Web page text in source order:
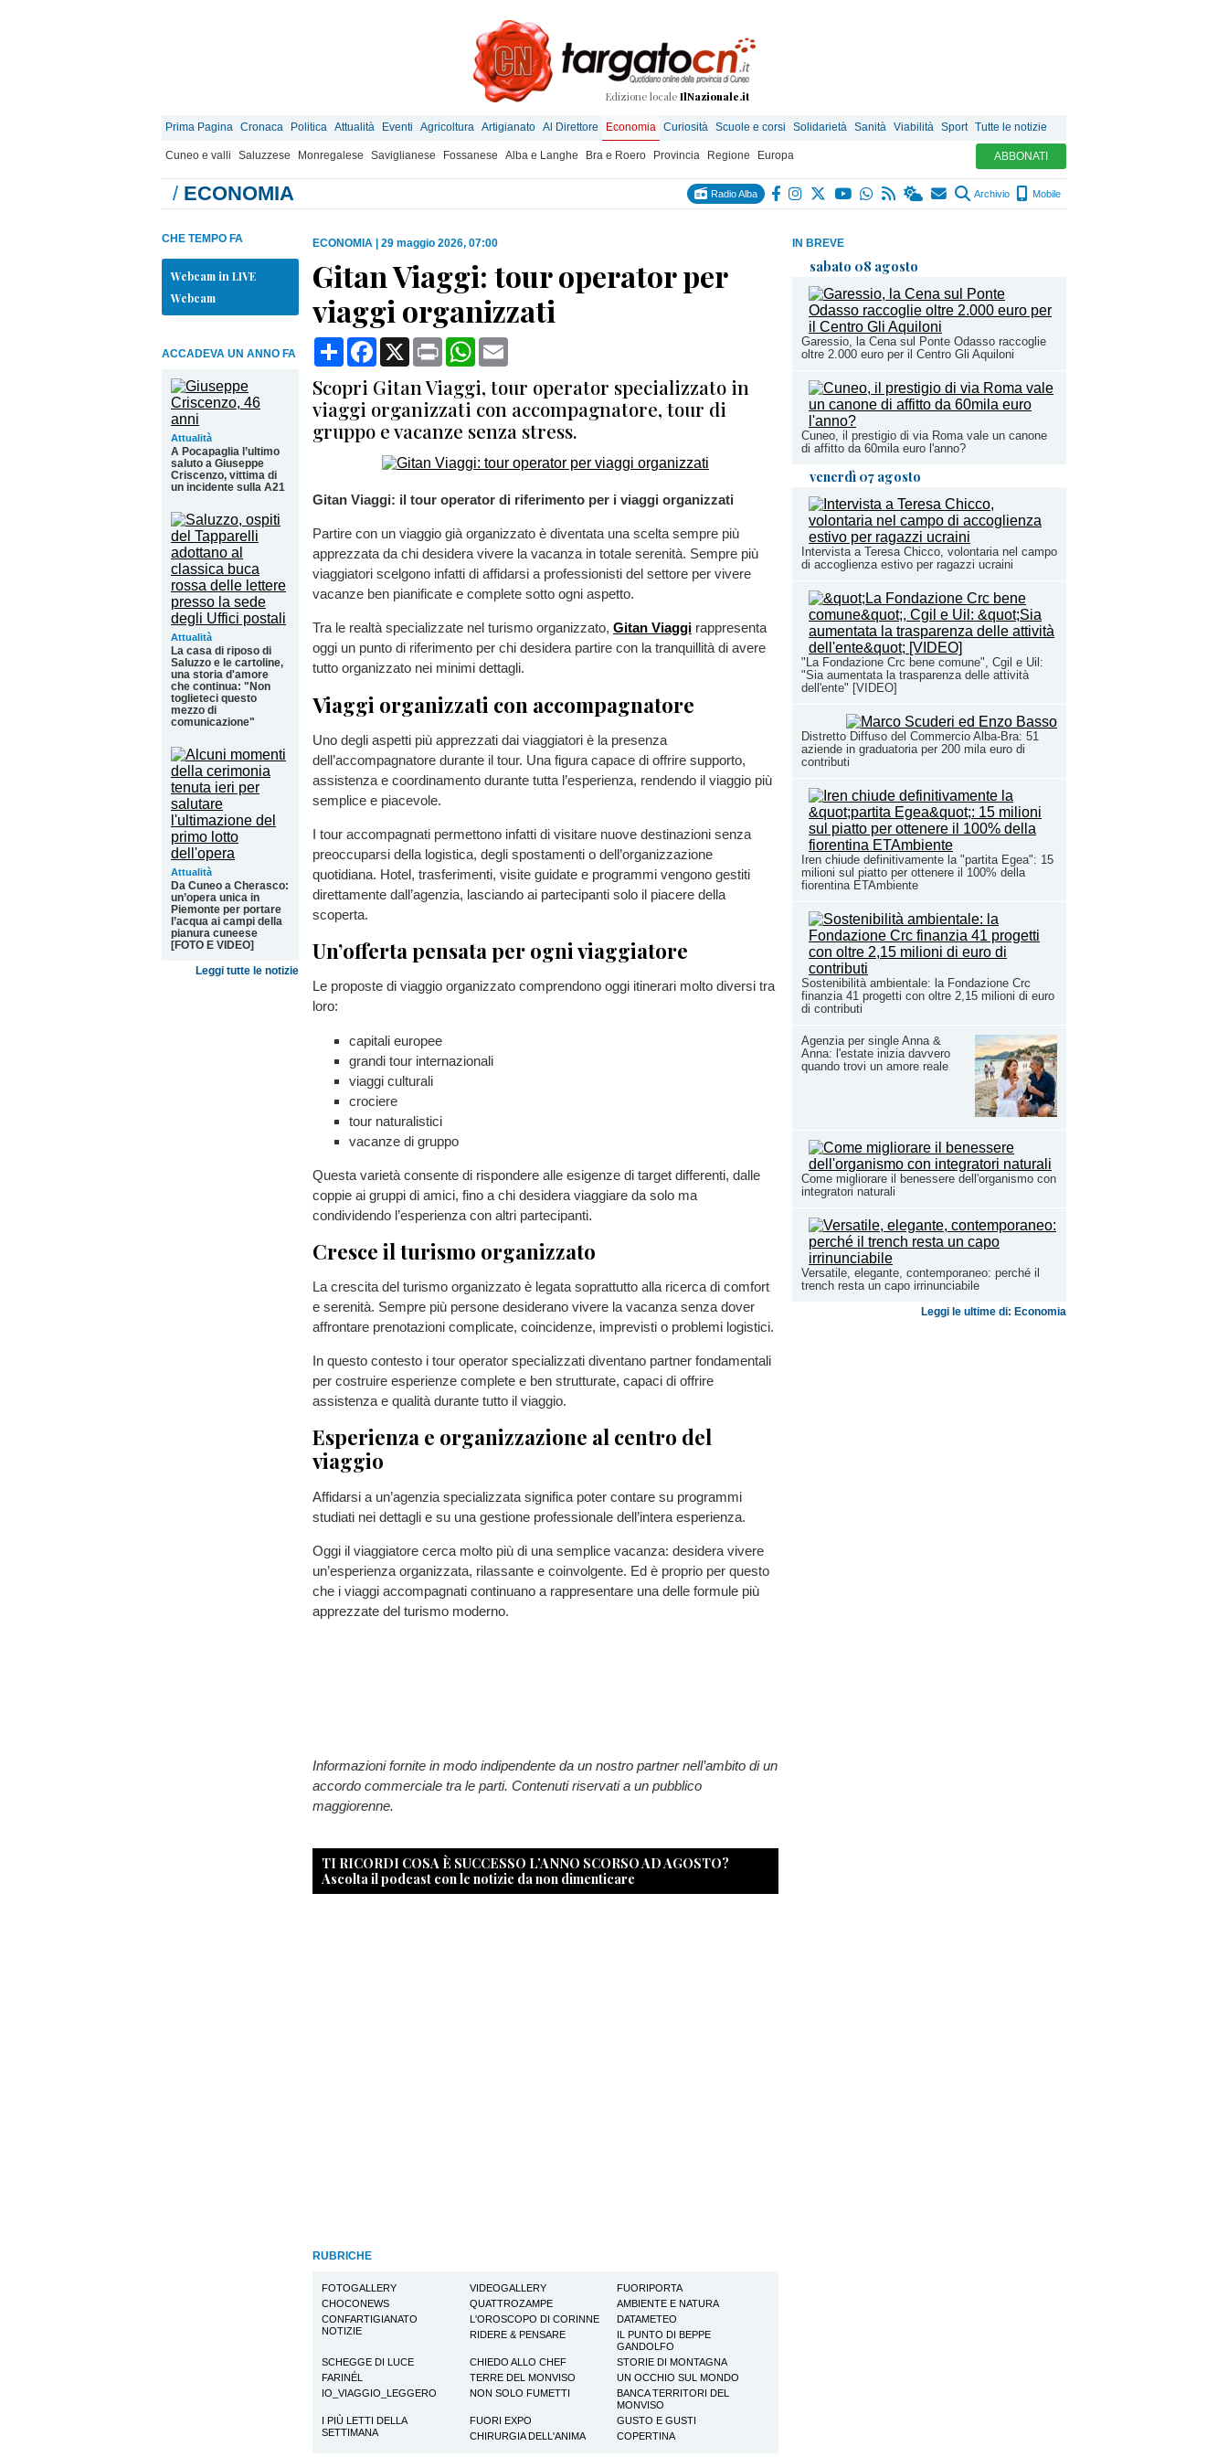
Edizione locale IlNazionale.it
Prima Pagina Cronaca Politica Attualità Eventi Agricoltura Artigianato Al Direttore Economia Curiosità Scuole e corsi Solidarietà Sanità Viabilità Sport Tutte le notizie
Cuneo e valli Saluzzese Monregalese Saviglianese Fossanese Alba e Langhe Bra e Roero Provincia Regione Europa ABBONATI
/ ECONOMIA Radio Alba Archivio Mobile
IN BREVE
sabato 08 agosto
Garessio, la Cena sul Ponte Odasso raccoglie
oltre 2.000 euro per il Centro Gli Aquiloni
Cuneo, il prestigio di via Roma vale un canone
di affitto da 60mila euro l'anno?
venerdì 07 agosto
Intervista a Teresa Chicco, volontaria nel campo
di accoglienza estivo per ragazzi ucraini
"La Fondazione Crc bene comune", Cgil e Uil:
"Sia aumentata la trasparenza delle attività
dell'ente" [VIDEO]
Distretto Diffuso del Commercio Alba-Bra: 51
aziende in graduatoria per 200 mila euro di
contributi
Iren chiude definitivamente la "partita Egea": 15
milioni sul piatto per ottenere il 100% della
fiorentina ETAmbiente
Sostenibilità ambientale: la Fondazione Crc
finanzia 41 progetti con oltre 2,15 milioni di euro
di contributi
Agenzia per single Anna &
Anna: l'estate inizia davvero
quando trovi un amore reale
Come migliorare il benessere dell'organismo con
integratori naturali
Versatile, elegante, contemporaneo: perché il
trench resta un capo irrinunciabile
Leggi le ultime di: Economia
CHE TEMPO FA
Webcam in LIVE
Webcam
ACCADEVA UN ANNO FA
Attualità
A Pocapaglia l’ultimo
saluto a Giuseppe
Criscenzo, vittima di
un incidente sulla A21
Attualità
La casa di riposo di
Saluzzo e le cartoline,
una storia d'amore
che continua: "Non
toglieteci questo
mezzo di
comunicazione"
Attualità
Da Cuneo a Cherasco:
un’opera unica in
Piemonte per portare
l’acqua ai campi della
pianura cuneese
[FOTO E VIDEO]
Leggi tutte le notizie
ECONOMIA 29 maggio 2026, 07:00
Gitan Viaggi: tour operator per
viaggi organizzati
CondividiFacebook
X Print WhatsApp
Scopri Gitan Viaggi, tour operator specializzato in
viaggi organizzati con accompagnatore, tour di
gruppo e vacanze senza stress.
Gitan Viaggi: il tour operator di riferimento per i viaggi organizzati
Partire con un viaggio già organizzato è diventata una scelta sempre più
apprezzata da chi desidera vivere la vacanza in totale serenità. Sempre più
viaggiatori scelgono infatti di affidarsi a professionisti del settore per vivere
vacanze ben pianificate e complete sotto ogni aspetto.
Tra le realtà specializzate nel turismo organizzato, Gitan Viaggi rappresenta
oggi un punto di riferimento per chi desidera partire con la tranquillità di avere
tutto organizzato nei minimi dettagli.
Viaggi organizzati con accompagnatore
Uno degli aspetti più apprezzati dai viaggiatori è la presenza
dell’accompagnatore durante il tour. Una figura capace di offrire supporto,
assistenza e coordinamento durante tutta l’esperienza, rendendo il viaggio più
semplice e piacevole.
I tour accompagnati permettono infatti di visitare nuove destinazioni senza
preoccuparsi della logistica, degli spostamenti o dell’organizzazione
quotidiana. Hotel, trasferimenti, visite guidate e programmi vengono gestiti
direttamente dall’agenzia, lasciando ai partecipanti solo il piacere della
scoperta.
Un’offerta pensata per ogni viaggiatore
Le proposte di viaggio organizzato comprendono oggi itinerari molto diversi tra
loro:
capitali europee
grandi tour internazionali
viaggi culturali
crociere
tour naturalistici
vacanze di gruppo
Questa varietà consente di rispondere alle esigenze di target differenti, dalle
coppie ai gruppi di amici, fino a chi desidera viaggiare da solo ma
condividendo l’esperienza con altri partecipanti.
Cresce il turismo organizzato
La crescita del turismo organizzato è legata soprattutto alla ricerca di comfort
e serenità. Sempre più persone desiderano vivere la vacanza senza dover
affrontare prenotazioni complicate, coincidenze, imprevisti o problemi logistici.
In questo contesto i tour operator specializzati diventano partner fondamentali
per costruire esperienze complete e ben strutturate, capaci di offrire
assistenza e qualità durante tutto il viaggio.
Esperienza e organizzazione al centro del
viaggio
Affidarsi a un’agenzia specializzata significa poter contare su programmi
studiati nei dettagli e su una gestione professionale dell’intera esperienza.
Oggi il viaggiatore cerca molto più di una semplice vacanza: desidera vivere
un’esperienza organizzata, rilassante e coinvolgente. Ed è proprio per questo
che i viaggi accompagnati continuano a rappresentare una delle formule più
apprezzate del turismo moderno.
Informazioni fornite in modo indipendente da un nostro partner nell’ambito di un
accordo commerciale tra le parti. Contenuti riservati a un pubblico
maggiorenne.
TI RICORDI COSA È SUCCESSO L’ANNO SCORSO AD AGOSTO?
Ascolta il podcast con le notizie da non dimenticare
RUBRICHE
FOTOGALLERY VIDEOGALLERY
FUORIPORTA
CHOCONEWS
QUATTROZAMPE
AMBIENTE E NATURA
CONFARTIGIANATO
NOTIZIE
L'OROSCOPO DI CORINNE
DATAMETEO
RIDERE & PENSARE
IL PUNTO DI BEPPE
GANDOLFO
SCHEGGE DI LUCE
CHIEDO ALLO CHEF
STORIE DI MONTAGNA
FARINÉL
TERRE DEL MONVISO
UN OCCHIO SUL MONDO
IO_VIAGGIO_LEGGERO
NON SOLO FUMETTI
BANCA TERRITORI DEL
MONVISO
I PIÙ LETTI DELLA
SETTIMANA
FUORI EXPO
GUSTO E GUSTI
CHIRURGIA DELL'ANIMA
COPERTINA